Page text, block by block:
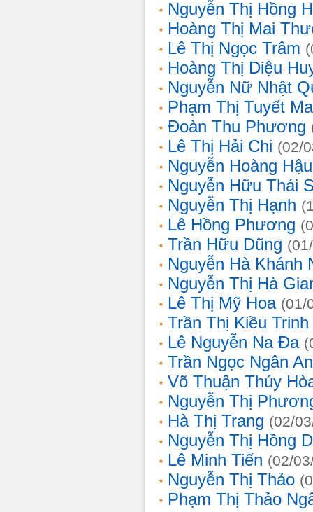
Nguyễn Thị Hồng
Hoàng Thị Mai
Lê Thị Ngọc Trâm
Hoàng Thị Diệu
Nguyễn Nữ Nhật
Phạm Thị Tuyết
Đoàn Thu Phương
Lê Thị Hải Chi (02/
Nguyễn Hoàng Hậu
Nguyễn Hữu Thái
Nguyễn Thị Hạnh
Lê Hồng Phương
Trần Hữu Dũng
Nguyễn Hà Khánh
Nguyễn Thị Hà
Lê Thị Mỹ Hoa (01/
Trần Thị Kiều Trinh
Lê Nguyễn Na Đa
Trần Ngọc Ngân
Võ Thuận Thúy
Nguyễn Thị
Hà Thị Trang (02/
Nguyễn Thị Hồng
Lê Minh Tiến (02/
Nguyễn Thị Thảo
Phạm Thị Thảo